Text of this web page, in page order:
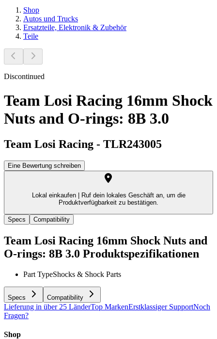
Shop
Autos und Trucks
Ersatzteile, Elektronik & Zubehör
Teile
Discontinued
Team Losi Racing 16mm Shock
Nuts and O-rings: 8B 3.0
Team Losi Racing - TLR243005
Eine Bewertung schreiben
Lokal einkaufen |
Ruf dein lokales Geschäft an, um die
Produktverfügbarkeit zu bestätigen.
Specs Compatibility
Team Losi Racing 16mm Shock Nuts and
O-rings: 8B 3.0 Produktspezifikationen
Part TypeShocks & Shock Parts
Specs Compatibility
Lieferung in über 25 LänderTop MarkenErstklassiger SupportNoch
Fragen?
Shop